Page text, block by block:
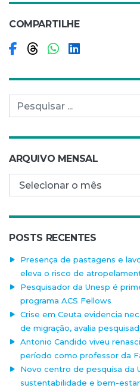
COMPARTILHE
Compartilhar no
Compartilhar
Pesquisar por:
ARQUIVO MENSAL
Arquivo mensal
POSTS RECENTES
Presença de pastagens e
eleva o risco de
Pesquisador da Unesp é
programa ACS Fellows
Crise em Ceuta evidencia
de migração, avalia
Antonio Candido viveu
período como professor da
Novo centro de pesquisa da
sustentabilidade e bem-